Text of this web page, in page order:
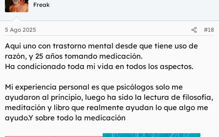
i
e
:
Freak
5 Ago 2025 #18
Aqui uno con trastorno mental desde que tiene uso de
razón, y 25 años tomando medicación.
Ha condicionado toda mi vida en todos los aspectos.
Mi experiencia personal es que psicólogos solo me
ayudaron al principio, luego ha sido la lectura de filosofía,
meditación y libro que realmente ayudan lo que algo me
ayudo.Y sobre todo la medicación